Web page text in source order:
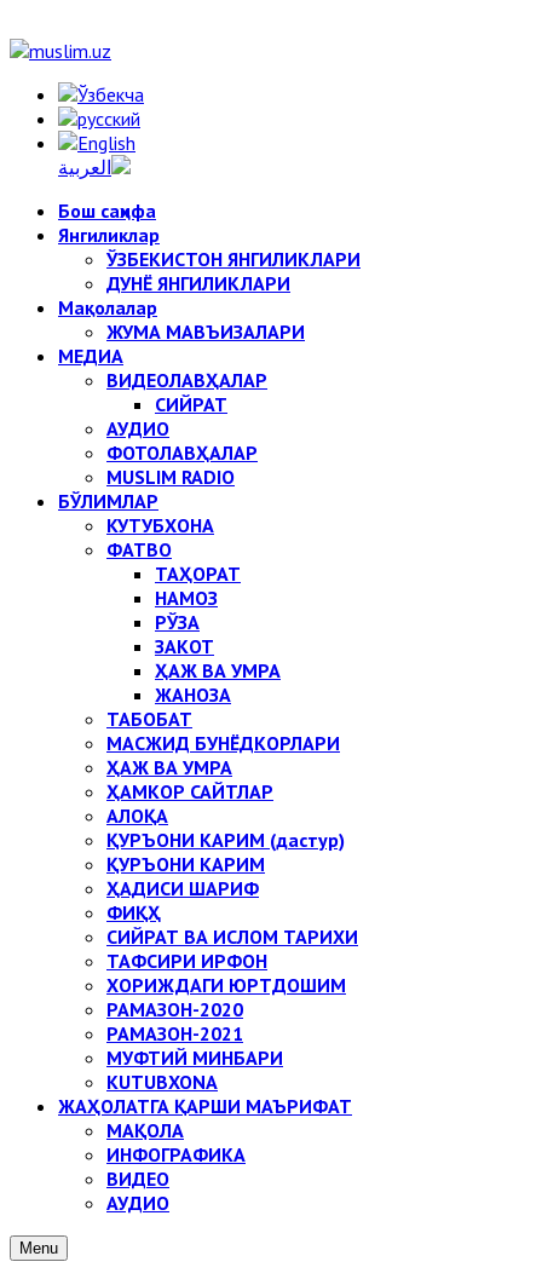
Бош саҳифа
Янгиликлар
ЎЗБЕКИСТОН ЯНГИЛИКЛАРИ
ДУНЁ ЯНГИЛИКЛАРИ
Мақолалар
ЖУМА МАВЪИЗАЛАРИ
МЕДИА
ВИДЕОЛАВҲАЛАР
СИЙРАТ
АУДИО
ФОТОЛАВҲАЛАР
MUSLIM RADIO
БЎЛИМЛАР
КУТУБХОНА
ФАТВО
ТАҲОРАТ
НАМОЗ
РЎЗА
ЗАКОТ
ҲАЖ ВА УМРА
ЖАНОЗА
ТАБОБАТ
МАСЖИД БУНЁДКОРЛАРИ
ҲАЖ ВА УМРА
ҲАМКОР САЙТЛАР
АЛОҚА
ҚУРЪОНИ КАРИМ (дастур)
ҚУРЪОНИ КАРИМ
ҲАДИСИ ШАРИФ
ФИҚҲ
СИЙРАТ ВА ИСЛОМ ТАРИХИ
ТАФСИРИ ИРФОН
ХОРИЖДАГИ ЮРТДОШИМ
РАМАЗОН-2020
РАМАЗОН-2021
МУФТИЙ МИНБАРИ
KUTUBXONA
ЖАҲОЛАТГА ҚАРШИ МАЪРИФАТ
МАҚОЛА
ИНФОГРАФИКА
ВИДЕО
АУДИО
Menu